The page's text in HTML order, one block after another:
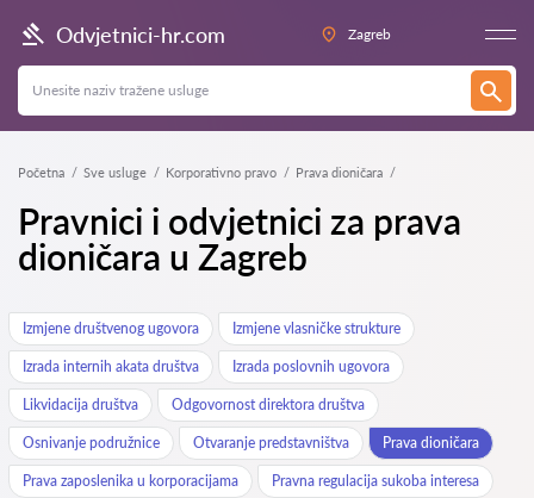
Odvjetnici-hr.com Zagreb
Početna Sve usluge Korporativno pravo Prava dioničara
Pravnici i odvjetnici za prava
dioničara u Zagreb
Izmjene društvenog ugovora Izmjene vlasničke strukture
Izrada internih akata društva Izrada poslovnih ugovora
Likvidacija društva Odgovornost direktora društva
Osnivanje podružnice Otvaranje predstavništva Prava dioničara
Prava zaposlenika u korporacijama Pravna regulacija sukoba interesa